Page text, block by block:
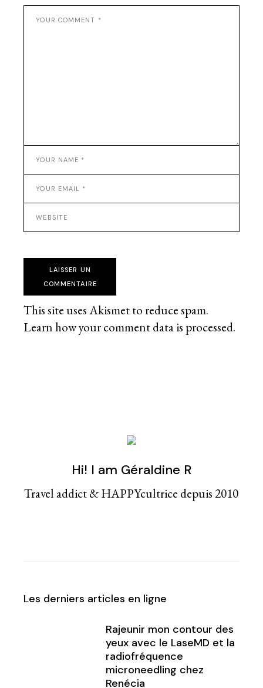
LAISSER UN
COMMENTAIRE
This site uses Akismet to reduce spam.
Learn how your comment data is processed.
Hi! I am Géraldine R
Travel addict & HAPPYcultrice depuis 2010
Les derniers articles en ligne
Rajeunir mon contour des
yeux avec le LaseMD et la
radiofréquence
microneedling chez
Renécia